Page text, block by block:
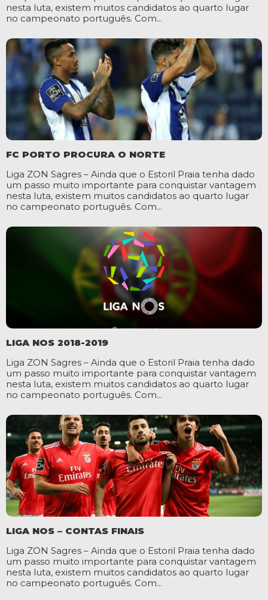
nesta luta, existem muitos candidatos ao quarto lugar
no campeonato português. Com...
FC PORTO PROCURA O NORTE
Liga ZON Sagres – Ainda que o Estoril Praia tenha dado
um passo muito importante para conquistar vantagem
nesta luta, existem muitos candidatos ao quarto lugar
no campeonato português. Com...
LIGA NOS 2018-2019
Liga ZON Sagres – Ainda que o Estoril Praia tenha dado
um passo muito importante para conquistar vantagem
nesta luta, existem muitos candidatos ao quarto lugar
no campeonato português. Com...
LIGA NOS – CONTAS FINAIS
Liga ZON Sagres – Ainda que o Estoril Praia tenha dado
um passo muito importante para conquistar vantagem
nesta luta, existem muitos candidatos ao quarto lugar
no campeonato português. Com...